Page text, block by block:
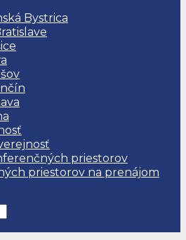
Bystrica
priestorov
priestorov na prenájom